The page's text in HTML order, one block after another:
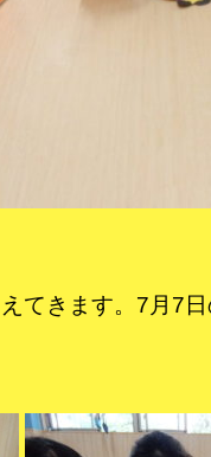
てきます。7月7